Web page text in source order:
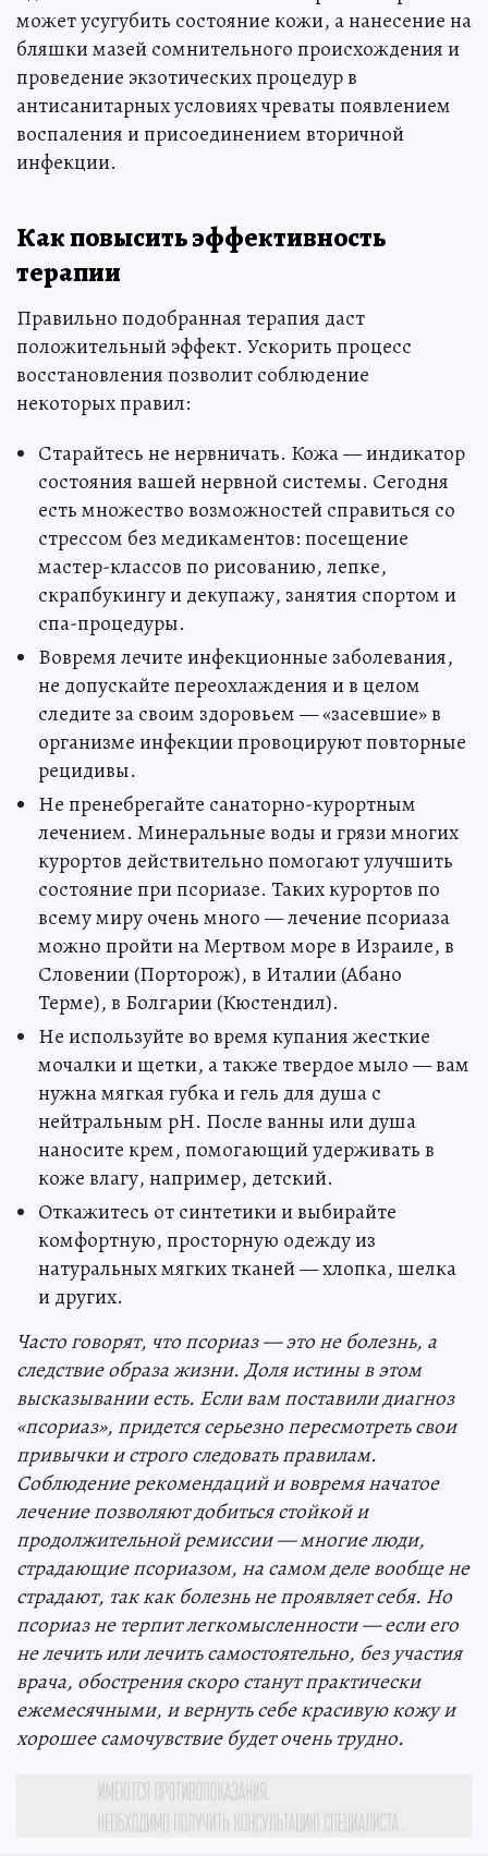
может усугубить состояние кожи, а нанесение на
бляшки мазей сомнительного происхождения и
проведение экзотических процедур в
антисанитарных условиях чреваты появлением
воспаления и присоединением вторичной
инфекции.
Как повысить эффективность
терапии
Правильно подобранная терапия даст
положительный эффект. Ускорить процесс
восстановления позволит соблюдение
некоторых правил:
Старайтесь не нервничать. Кожа — индикатор
состояния вашей нервной системы. Сегодня
есть множество возможностей справиться со
стрессом без медикаментов: посещение
мастер-классов по рисованию, лепке,
скрапбукингу и декупажу, занятия спортом и
спа-процедуры.
Вовремя лечите инфекционные заболевания,
не допускайте переохлаждения и в целом
следите за своим здоровьем — «засевшие» в
организме инфекции провоцируют повторные
рецидивы.
Не пренебрегайте санаторно-курортным
лечением. Минеральные воды и грязи многих
курортов действительно помогают улучшить
состояние при псориазе. Таких курортов по
всему миру очень много — лечение псориаза
можно пройти на Мертвом море в Израиле, в
Словении (Порторож), в Италии (Абано
Терме), в Болгарии (Кюстендил).
Не используйте во время купания жесткие
мочалки и щетки, а также твердое мыло — вам
нужна мягкая губка и гель для душа с
нейтральным рН. После ванны или душа
наносите крем, помогающий удерживать в
коже влагу, например, детский.
Откажитесь от синтетики и выбирайте
комфортную, просторную одежду из
натуральных мягких тканей — хлопка, шелка
и других.
Часто говорят, что псориаз — это не болезнь, а
следствие образа жизни. Доля истины в этом
высказывании есть. Если вам поставили диагноз
«псориаз», придется серьезно пересмотреть свои
привычки и строго следовать правилам.
Соблюдение рекомендаций и вовремя начатое
лечение позволяют добиться стойкой и
продолжительной ремиссии — многие люди,
страдающие псориазом, на самом деле вообще не
страдают, так как болезнь не проявляет себя. Но
псориаз не терпит легкомысленности — если его
не лечить или лечить самостоятельно, без участия
врача, обострения скоро станут практически
ежемесячными, и вернуть себе красивую кожу и
хорошее самочувствие будет очень трудно.